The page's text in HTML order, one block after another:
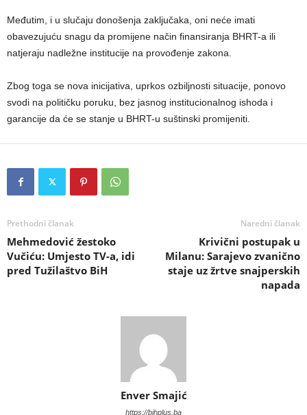
Međutim, i u slučaju donošenja zaključaka, oni neće imati
obavezujuću snagu da promijene način finansiranja BHRT-a ili
natjeraju nadležne institucije na provođenje zakona.
Zbog toga se nova inicijativa, uprkos ozbiljnosti situacije, ponovo
svodi na političku poruku, bez jasnog institucionalnog ishoda i
garancije da će se stanje u BHRT-u suštinski promijeniti.
Prethodni članak
Mehmedović žestoko
Vučiću: Umjesto TV-a, idi
pred Tužilaštvo BiH
Naredni članak
Krivični postupak u
Milanu: Sarajevo zvanično
staje uz žrtve snajperskih
napada
Enver Smajić
https://bihplus.ba